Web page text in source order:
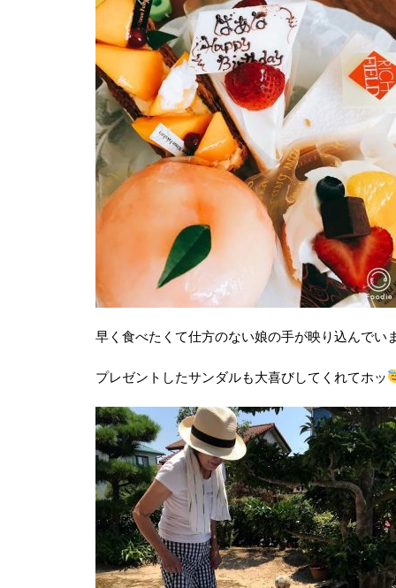
早く食べたくて仕方のない娘の手が映り込んでい
プレゼントしたサンダルも大喜びしてくれてホッ